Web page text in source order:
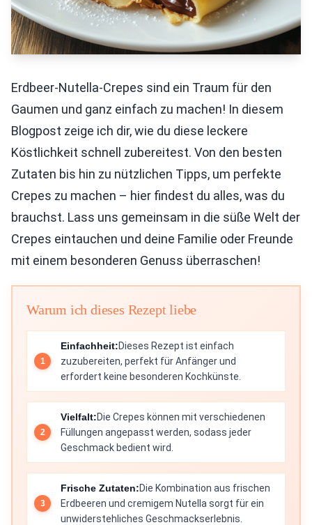
Erdbeer-Nutella-Crepes sind ein Traum für den
Gaumen und ganz einfach zu machen! In diesem
Blogpost zeige ich dir, wie du diese leckere
Köstlichkeit schnell zubereitest. Von den besten
Zutaten bis hin zu nützlichen Tipps, um perfekte
Crepes zu machen – hier findest du alles, was du
brauchst. Lass uns gemeinsam in die süße Welt der
Crepes eintauchen und deine Familie oder Freunde
mit einem besonderen Genuss überraschen!
Warum ich dieses Rezept liebe
Einfachheit:Dieses Rezept ist einfach
zuzubereiten, perfekt für Anfänger und
erfordert keine besonderen Kochkünste.
Vielfalt:Die Crepes können mit verschiedenen
Füllungen angepasst werden, sodass jeder
Geschmack bedient wird.
Frische Zutaten:Die Kombination aus frischen
Erdbeeren und cremigem Nutella sorgt für ein
unwiderstehliches Geschmackserlebnis.